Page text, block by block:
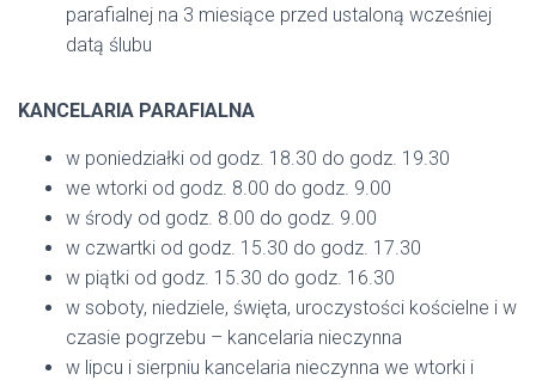
parafialnej na 3 miesiące przed ustaloną wcześniej
datą ślubu
KANCELARIA PARAFIALNA
w poniedziałki od godz. 18.30 do godz. 19.30
we wtorki od godz. 8.00 do godz. 9.00
w środy od godz. 8.00 do godz. 9.00
w czwartki od godz. 15.30 do godz. 17.30
w piątki od godz. 15.30 do godz. 16.30
w soboty, niedziele, święta, uroczystości kościelne i w
czasie pogrzebu – kancelaria nieczynna
w lipcu i sierpniu kancelaria nieczynna we wtorki i